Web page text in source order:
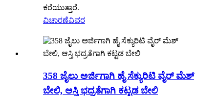
ಕರೆಯುತ್ತಾರೆ.
ವಿಚಾರಣೆವಿವರ
358 ಜೈಲು ಅರ್ಜಿಗಾಗಿ ಹೈ ಸೆಕ್ಯುರಿಟಿ ವೈರ್ ಮೆಶ್
ಬೇಲಿ, ಆಸ್ತಿ ಭದ್ರತೆಗಾಗಿ ಕಟ್ಟಡ ಬೇಲಿ